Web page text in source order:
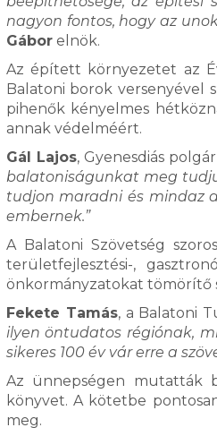
nagyon fontos, hogy az
Gáborelnök.
Az épített környezetet az
Balatoni borok versenyével
pihenők kényelmes
annak védelméért.
Gál Lajos, Gyenesdiás
balatoniságunkat meg
tudjon maradni és mindaz
embernek.”
A Balatoni Szövetség
területfejlesztési-,
önkormányzatokat tömörítő
Fekete Tamás, a Balatoni
ilyen öntudatos régiónak,
sikeres 100 év vár erre a
Az ünnepségen mutatták
könyvet. A kötetbe
meg.